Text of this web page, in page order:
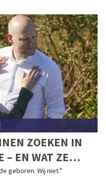
ZOEKEN IN
– EN WAT ZE
geboren. Wij niet.”